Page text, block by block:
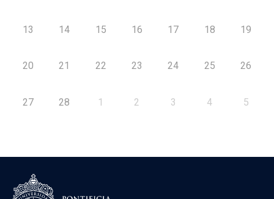
13 14 15 16 17 18 19
20 21 22 23 24 25 26
27 28 1 2 3 4 5